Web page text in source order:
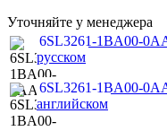
Уточняйте у менеджера
6SL3261-1BA00-
русском
6SL3261-1BA00-
английском